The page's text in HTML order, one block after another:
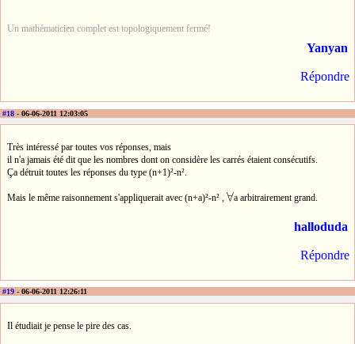
Un mathématicien complet est topologiquement fermé!
Yanyan
Répondre
#18 - 06-06-2011 12:03:05
Très intéressé par toutes vos réponses, mais
il n'a jamais été dit que les nombres dont on considère les carrés étaient consécutifs.
Ça détruit toutes les réponses du type (n+1)²-n².
Mais le même raisonnement s'appliquerait avec (n+a)²-n² , ∀
∀a arbitrairement grand.
halloduda
Répondre
#19 - 06-06-2011 12:26:11
Il étudiait je pense le pire des cas.